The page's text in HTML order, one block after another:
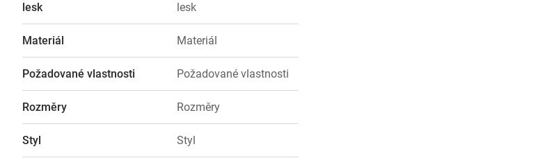
lesk lesk
Materiál Materiál
Požadované vlastnosti Požadované vlastnosti
Rozměry Rozměry
Styl Styl